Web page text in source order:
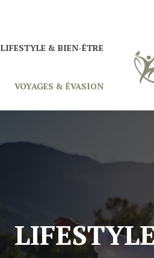
LIFESTYLE & BIEN-ÊTRE
VOYAGES & ÉVASION